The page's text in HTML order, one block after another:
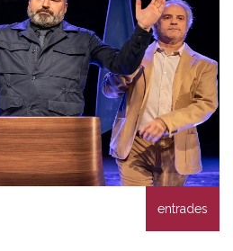
entrades